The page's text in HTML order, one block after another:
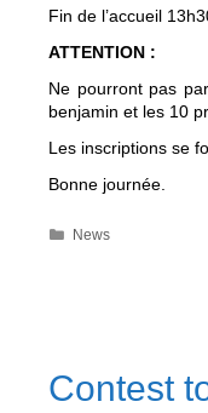
Fin de l’accueil
ATTENTION :
Ne pourront pas
benjamin et les 10
Les inscriptions se
Bonne journée.
Catégories
News
Contest